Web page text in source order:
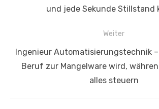
und jede Sekunde Stillstand
Weiter
Nächster
Beitrag:
Ingenieur Automatisierungstechnik –
Beruf zur Mangelware wird,
alles steuern